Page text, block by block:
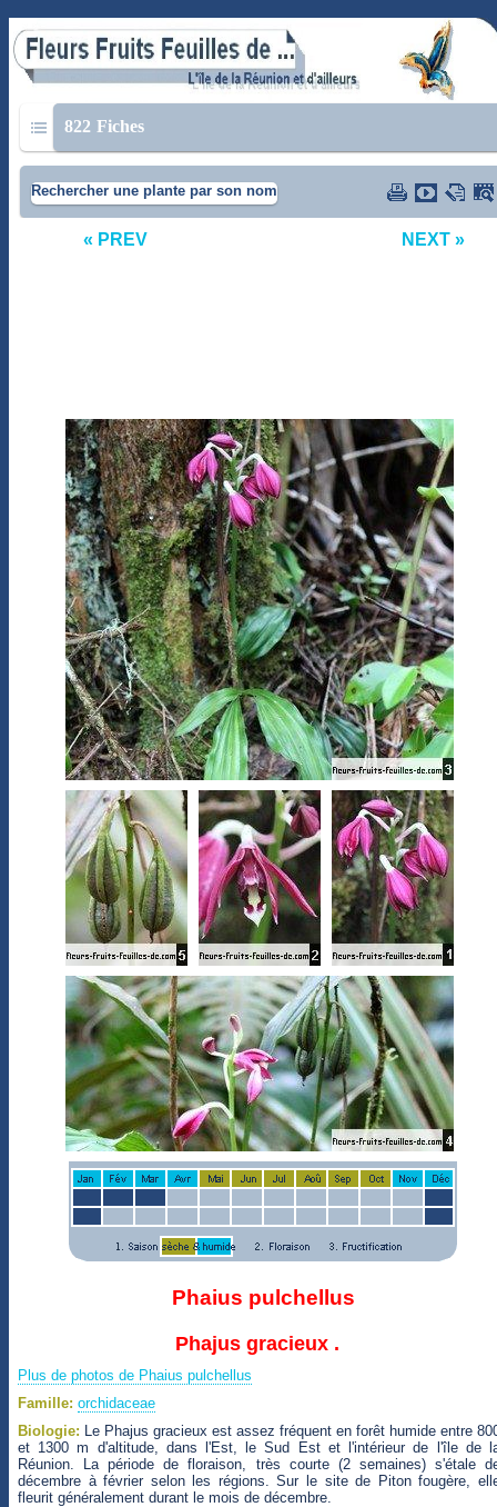
822 Fiches
Rechercher une plante par son nom
« PREV NEXT »
Phaius pulchellus
Phajus gracieux .
Plus de photos de Phaius pulchellus
Famille: orchidaceae
Biologie: Le Phajus gracieux est assez fréquent en forêt humide entre
et 1300 m d'altitude, dans l'Est, le Sud Est et l'intérieur de l'île de
Réunion. La période de floraison, très courte (2 semaines) s'étale
décembre à février selon les régions. Sur le site de Piton fougère,
fleurit généralement durant le mois de décembre.